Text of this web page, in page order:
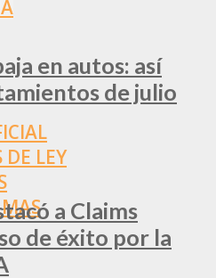
DE LEY
en autos: así
de julio
a Claims
de éxito por la